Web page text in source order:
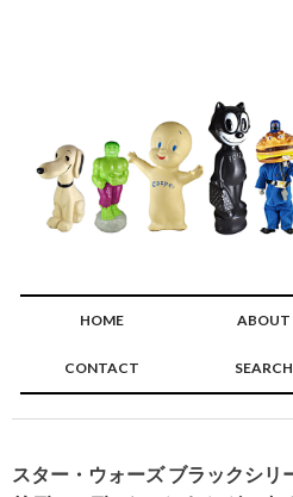
HOME ABOUT
CONTACT SEARCH
スター・ウォーズ ブラックシリ